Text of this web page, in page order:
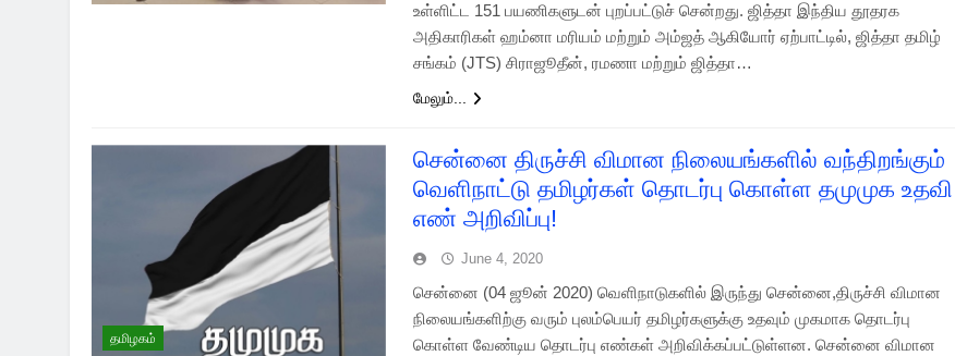
உள்ளிட்ட 151 பயணிகளுடன் புறப்பட்டுச் சென்றது. ஜித்தா இந்திய தூதரக
அதிகாரிகள் ஹம்னா மரியம் மற்றும் அம்ஜத் ஆகியோர் ஏற்பாட்டில், ஜித்தா தமிழ்
சங்கம் (JTS) சிராஜூதீன், ரமணா மற்றும் ஜித்தா…
மேலும்...
தமிழகம்
சென்னை திருச்சி விமான நிலையங்களில் வந்திறங்கும்
வெளிநாட்டு தமிழர்கள் தொடர்பு கொள்ள தமுமுக உதவி
எண் அறிவிப்பு!
June 4, 2020
சென்னை (04 ஜூன் 2020) வெளிநாடுகளில் இருந்து சென்னை,திருச்சி விமான
நிலையங்களிற்கு வரும் புலம்பெயர் தமிழர்களுக்கு உதவும் முகமாக தொடர்பு
கொள்ள வேண்டிய தொடர்பு எண்கள் அறிவிக்கப்பட்டுள்ளன. சென்னை விமான